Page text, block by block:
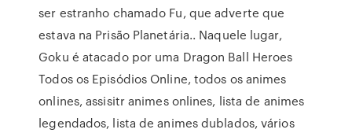
ser estranho chamado Fu, que adverte que
estava na Prisão Planetária.. Naquele lugar,
Goku é atacado por uma Dragon Ball Heroes
Todos os Episódios Online, todos os animes
onlines, assisitr animes onlines, lista de animes
legendados, lista de animes dublados, vários